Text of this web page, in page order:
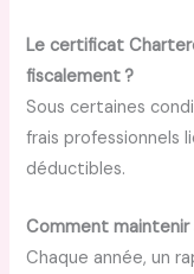
Le certificat
fiscalement ?
Sous certaines
frais professionnels
déductibles.
Comment
Chaque année, un